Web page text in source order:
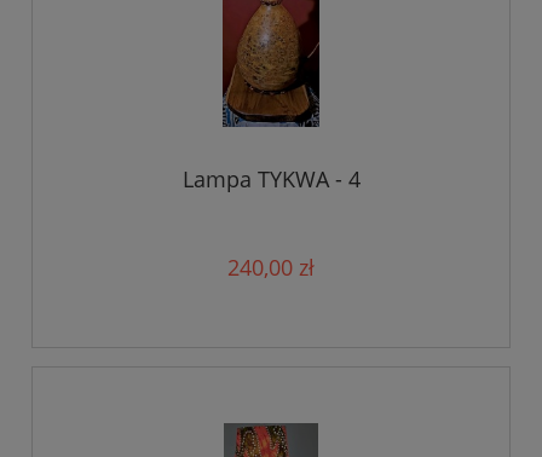
Lampa TYKWA - 4
240,00 zł